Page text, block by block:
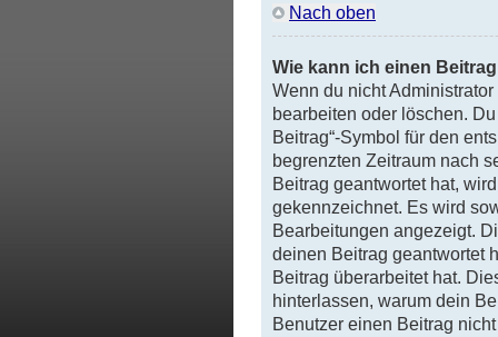
Nach oben
Wie kann ich einen
Wenn du nicht
bearbeiten oder löschen.
Beitrag“-Symbol für den
begrenzten Zeitraum nach
Beitrag geantwortet hat,
gekennzeichnet. Es wird
Bearbeitungen angezeigt.
deinen Beitrag geantwortet
Beitrag überarbeitet hat.
hinterlassen, warum dein
Benutzer einen Beitrag